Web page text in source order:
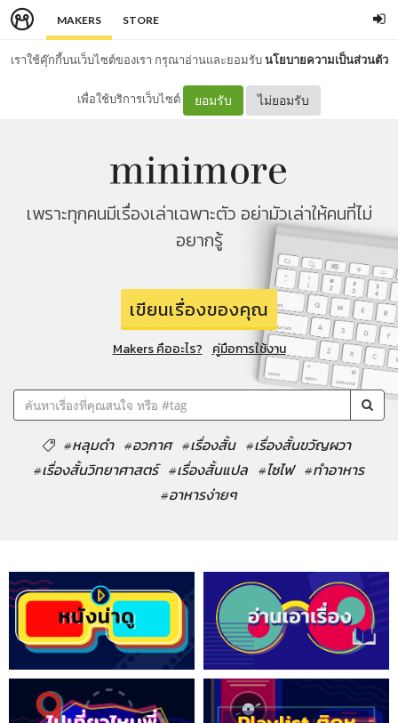
MAKERS STORE
เราใช้คุ๊กกี้บนเว็บไซต์ของเรา กรุณาอ่านและยอมรับนโยบายความเป็นส่วนตัว
เพื่อใช้บริการเว็บไซต์ ยอมรับ ไม่ยอมรับ
เพราะทุกคนมีเรื่องเล่าเฉพาะตัว อย่ามัวเล่าให้คนที่ไม่
อยากรู้
เขียนเรื่องของคุณ
Makers คืออะไร? คู่มือการใช้งาน
#หลุมดำ #อวกาศ #เรื่องสั้น #เรื่องสั้นขวัญผวา
#เรื่องสั้นวิทยาศาสตร์ #เรื่องสั้นแปล #ไซไฟ #ทำอาหาร
#อาหารง่ายๆ